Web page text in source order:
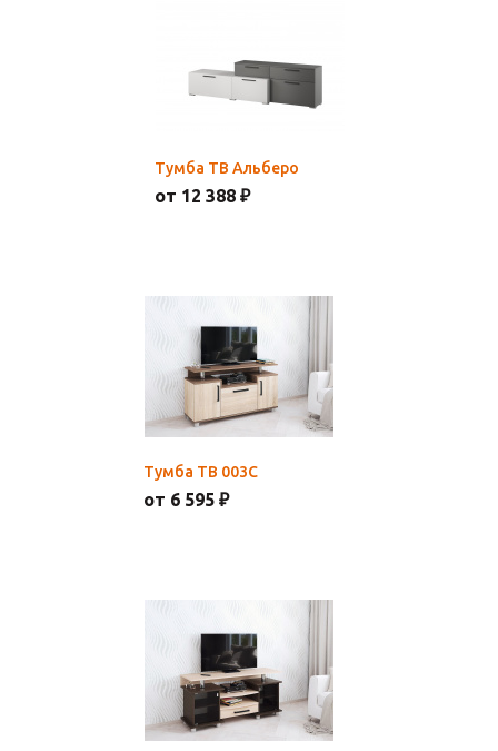
Тумба ТВ Альберо
от 12 388 ₽
Тумба ТВ 003С
от 6 595 ₽